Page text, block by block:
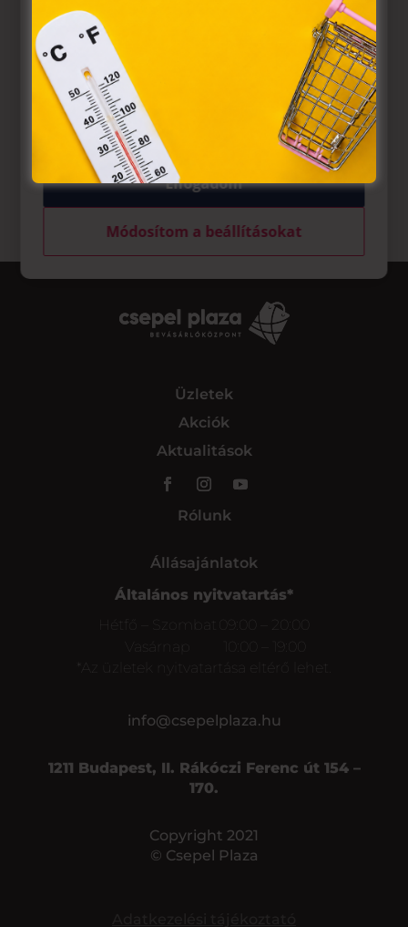
Üzletek
Akciók
Aktualitások
Rólunk
Állásajánlatok
Általános nyitvatartás*
Hétfő – Szombat
09:00 – 20:00
Vasárnap
*Az üzletek nyitvatartása eltérő lehet.
info@csepelplaza.hu
1211 Budapest, II. Rákóczi Ferenc út 154 –
170.
Copyright 2021
© Csepel Plaza
információs társadalommal összefüggő szolgáltatások
egyes kérdéseiről szóló 2001. évi CVIII. törvény, valamint az
Európai Unió előírásainak megfelelően használjuk. Azon
weblapoknak, melyek az Európai Unió országain belül
működnek, a „sütik" használatához, és ezeknek a
felhasználó számítógépén vagy egyéb eszközén történő
tárolásához a felhasználók hozzájárulását kell kérniük.
Elfogadom
Módosítom a beállításokat